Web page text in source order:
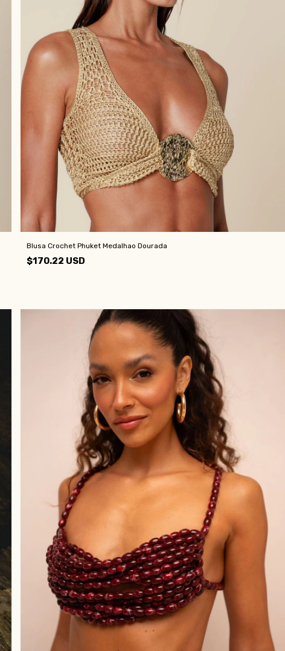
Blusa Crochet Phuket Medalhao Dourada
$170.22 USD